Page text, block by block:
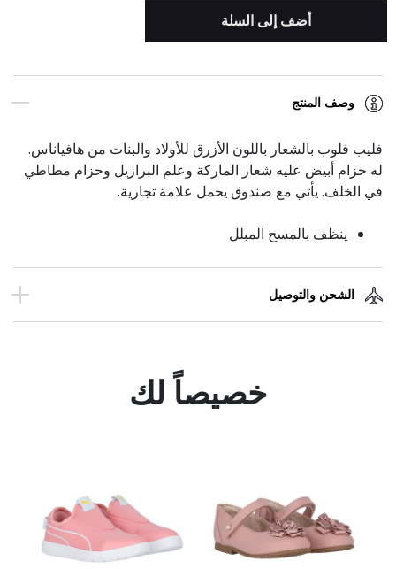
أضف إلى السلة
وصف المنتج
فليب فلوب بالشعار باللون الأزرق للأولاد والبنات من هافياناس.
له حزام أبيض عليه شعار الماركة وعلم البرازيل وحزام مطاطي
في الخلف. يأتي مع صندوق يحمل علامة تجارية.
ينظف بالمسح المبلل
الشحن والتوصيل
خصيصاً لك